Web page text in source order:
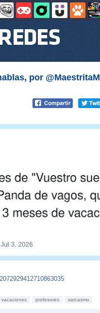
por @MaestritaM
vacaciones profesores sarcasmo